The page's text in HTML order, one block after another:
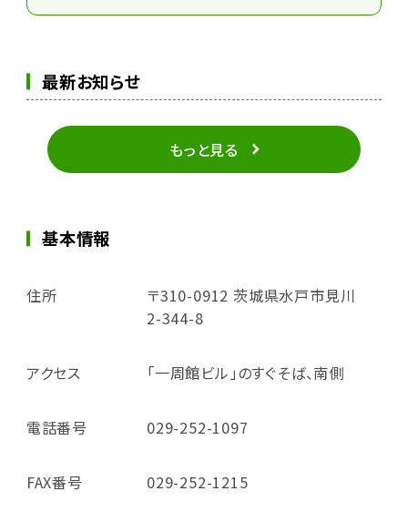
最新お知らせ
もっと見る
基本情報
住所
〒310-0912 茨城県水戸市見川
2-344-8
アクセス 「一周館ビル」のすぐそば、南側
電話番号 029-252-1097
FAX番号 029-252-1215